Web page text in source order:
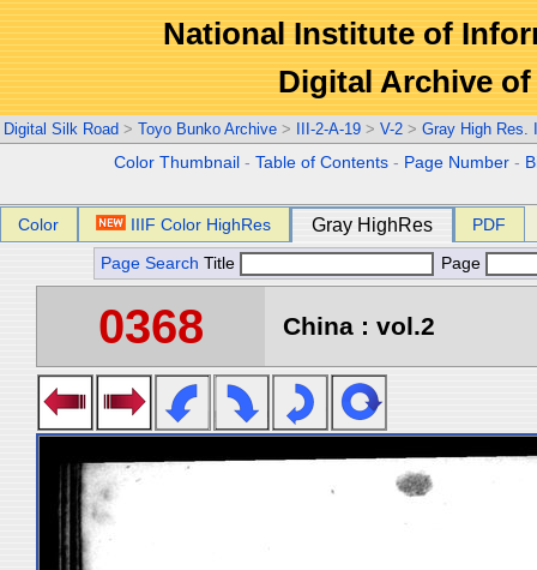
National Institute of
Digital Archive
Digital Silk Road > Toyo Bunko Archive > III-2-A-19 > V-2 > Gray High Res.
Color Thumbnail -Table of Contents - Page Number -
Color IIIF Color HighRes Gray HighRes PDF
Page Search Title Page
0368 China : vol.2